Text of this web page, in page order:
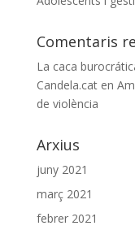
Comentaris
La caca
Candela.caten
de violència
Arxius
juny 2021
març 2021
febrer 2021